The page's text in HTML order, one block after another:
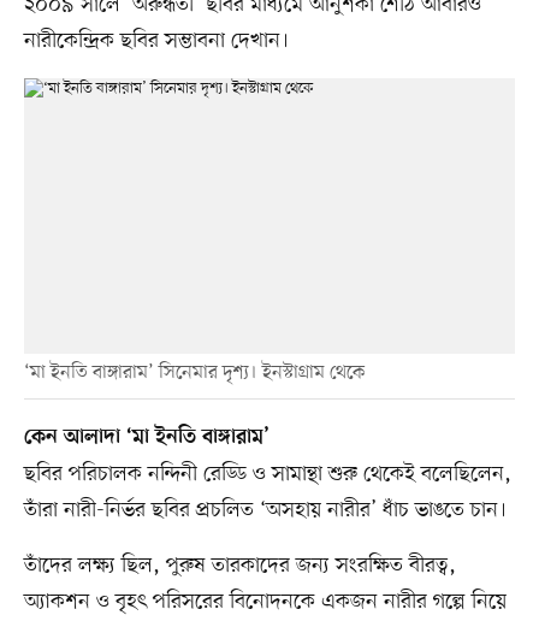
নারীকেন্দ্রিক ছবির সম্ভাবনা দেখান।
‘মা ইনতি বাঙ্গারাম’ সিনেমার দৃশ্য। ইনস্টাগ্রাম থেকে
কেন আলাদা ‘মা ইনতি বাঙ্গারাম’
ছবির পরিচালক নন্দিনী রেড্ডি ও সামান্থা শুরু থেকেই বলেছিলেন,
তাঁরা নারী-নির্ভর ছবির প্রচলিত ‘অসহায় নারীর’ ধাঁচ ভাঙতে চান।
তাঁদের লক্ষ্য ছিল, পুরুষ তারকাদের জন্য সংরক্ষিত বীরত্ব,
অ্যাকশন ও বৃহৎ পরিসরের বিনোদনকে একজন নারীর গল্পে নিয়ে